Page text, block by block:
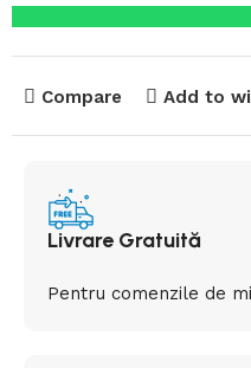
Compare Add to
Livrare Gratuită
Pentru comenzile de